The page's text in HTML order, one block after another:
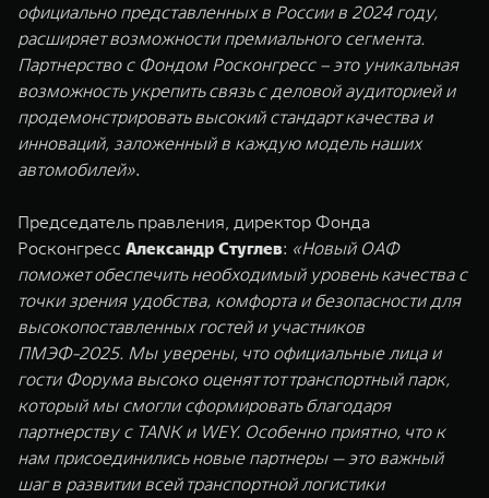
официально представленных в России в 2024 году,
расширяет возможности премиального сегмента.
Партнерство с Фондом Росконгресс – это уникальная
возможность укрепить связь с деловой аудиторией и
продемонстрировать высокий стандарт качества и
инноваций, заложенный в каждую модель наших
автомобилей».
Председатель правления, директор Фонда
Росконгресс Александр Стуглев: «Новый ОАФ
поможет обеспечить необходимый уровень качества с
точки зрения удобства, комфорта и безопасности для
высокопоставленных гостей и участников
ПМЭФ-2025. Мы уверены, что официальные лица и
гости Форума высоко оценят тот транспортный парк,
который мы смогли сформировать благодаря
партнерству с TANK и WEY. Особенно приятно, что к
нам присоединились новые партнеры — это важный
шаг в развитии всей транспортной логистики